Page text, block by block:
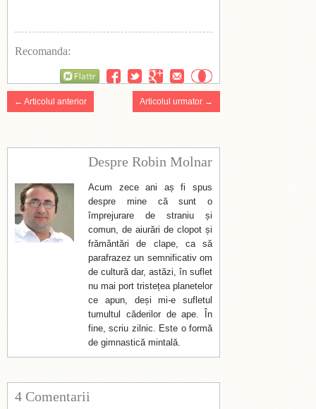
Recomanda:
← Articolul anterior Articolul urmator →
Despre Robin Molnar
Acum zece ani aș fi spus
despre mine că sunt o
împrejurare de straniu și
comun, de aiurări de clopot și
frământări de clape, ca să
parafrazez un semnificativ om
de cultură dar, astăzi, în suflet
nu mai port tristețea planetelor
ce apun, deși mi-e sufletul
tumultul căderilor de ape. În
fine, scriu zilnic. Este o formă
de gimnastică mintală.
4 Comentarii